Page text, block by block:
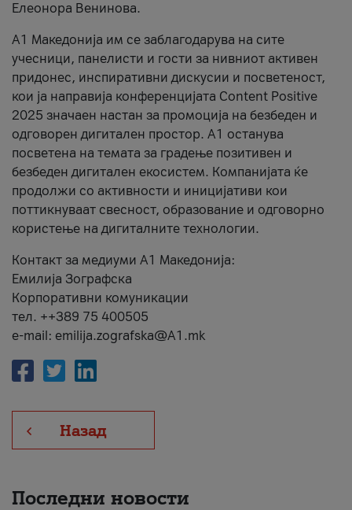
Елеонора Венинова.
А1 Македонија им се заблагодарува на сите
учесници, панелисти и гости за нивниот активен
придонес, инспиративни дискусии и посветеност,
кои ја направија конференцијата Content Positive
2025 значаен настан за промоција на безбеден и
одговорен дигитален простор. А1 останува
посветена на темата за градење позитивен и
безбеден дигитален екосистем. Компанијата ќе
продолжи со активности и иницијативи кои
поттикнуваат свесност, образование и одговорно
користење на дигиталните технологии.
Контакт за медиуми А1 Македонија:
Емилија Зографска
Корпоративни комуникации
тел. ++389 75 400505
e-mail: emilija.zografska@A1.mk
Назад
Последни новости